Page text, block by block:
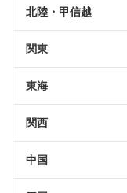
北陸・甲信越
関東
東海
関西
中国